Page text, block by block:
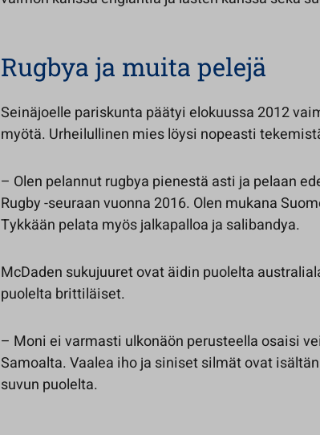
Rugbya ja muita pelejä
Seinäjoelle pariskunta päätyi elokuussa 2012
myötä. Urheilullinen mies löysi nopeasti
– Olen pelannut rugbya pienestä asti ja pelaan
Rugby -seuraan vuonna 2016. Olen mukana
Tykkään pelata myös jalkapalloa ja salibandya.
McDaden sukujuuret ovat äidin puolelta
puolelta brittiläiset.
– Moni ei varmasti ulkonäön perusteella osaisi
Samoalta. Vaalea iho ja siniset silmät ovat
suvun puolelta.